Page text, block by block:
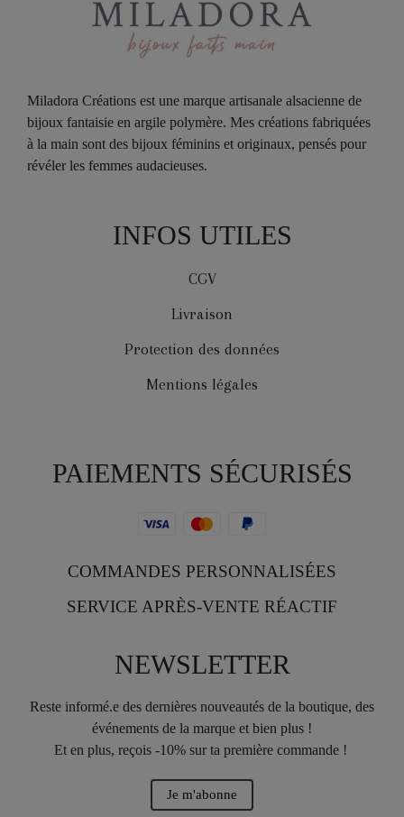
Miladora Créations est une marque artisanale alsacienne de
bijoux fantaisie en argile polymère. Mes créations fabriquées
à la main sont des bijoux féminins et originaux, pensés pour
révéler les femmes audacieuses.
INFOS UTILES
CGV
Livraison
Protection des données
Mentions légales
PAIEMENTS SÉCURISÉS
COMMANDES PERSONNALISÉES
SERVICE APRÈS-VENTE RÉACTIF
NEWSLETTER
Reste informé.e des dernières nouveautés de la boutique, des
événements de la marque et bien plus !
Et en plus, reçois -10% sur ta première commande !
Je m'abonne